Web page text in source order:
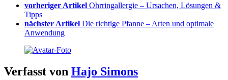
vorheriger Artikel Ohrringallergie – Ursachen, Lösungen &
Tipps
nächster Artikel Die richtige Pfanne – Arten und optimale
Anwendung
Verfasst von Hajo Simons